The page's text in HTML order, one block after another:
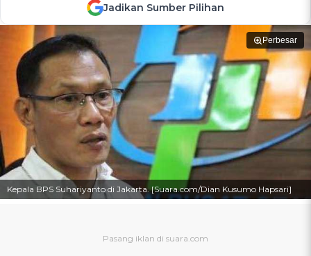
Jadikan Sumber Pilihan
Perbesar
Kepala BPS Suhariyanto di Jakarta. [Suara.com/Dian Kusumo Hapsari]